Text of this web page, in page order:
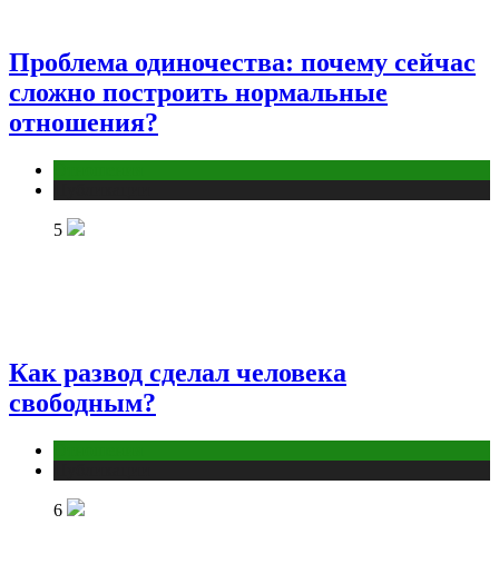
Проблема одиночества: почему сейчас
сложно построить нормальные
отношения?
5
Как развод сделал человека
свободным?
6